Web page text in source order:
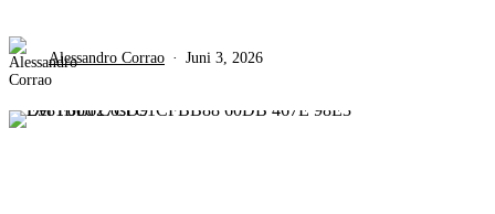
Alessandro Corrao Juni 3, 2026